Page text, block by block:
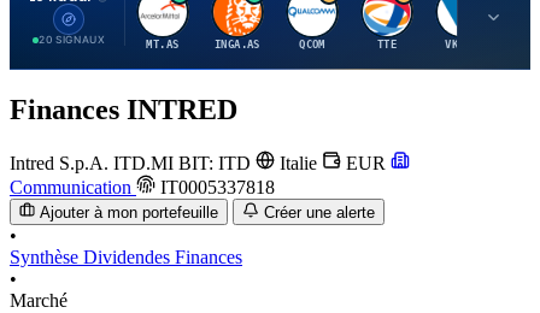
20 SIGNAUX
A
MT.AS
I
INGA.AS
Q
QCOM
T
TTE VK.PA
Finances INTRED
Intred S.p.A. ITD.MI BIT: ITD Italie
EUR
Communication
IT0005337818
Ajouter à mon portefeuille Créer une alerte
•
Synthèse Dividendes Finances
•
Marché